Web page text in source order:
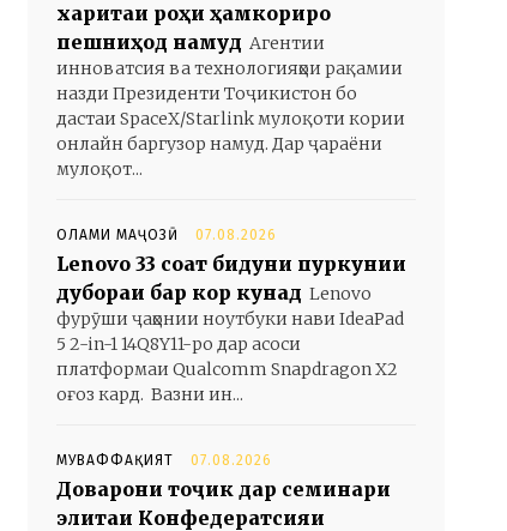
харитаи роҳи ҳамкориро
пешниҳод намуд Агентии
инноватсия ва технологияҳои рақамии
назди Президенти Тоҷикистон бо
дастаи SpaceX/Starlink мулоқоти кории
онлайн баргузор намуд. Дар ҷараёни
мулоқот...
ОЛАМИ МАҶОЗӢ 07.08.2026
Lenovo 33 соат бидуни пуркунии
дубораи барқ кор кунад Lenovo
фурӯши ҷаҳонии ноутбуки нави IdeaPad
5 2-in-1 14Q8Y11-ро дар асоси
платформаи Qualcomm Snapdragon X2
оғоз кард. Вазни ин...
МУВАФФАҚИЯТ 07.08.2026
Доварони тоҷик дар семинари
элитаи Конфедератсияи